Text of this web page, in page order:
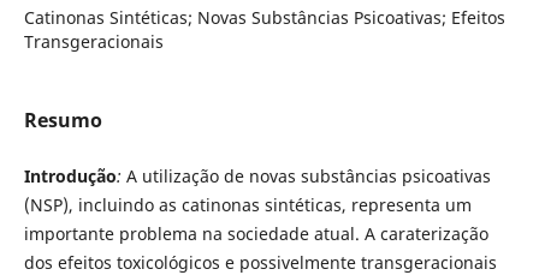
Catinonas Sintéticas; Novas Substâncias Psicoativas; Efeitos
Transgeracionais
Resumo
Introdução: A utilização de novas substâncias psicoativas
(NSP), incluindo as catinonas sintéticas, representa um
importante problema na sociedade atual. A caraterização
dos efeitos toxicológicos e possivelmente transgeracionais